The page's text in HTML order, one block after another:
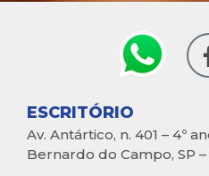
ESCRITÓRIO
Av. Antártico, n. 401 – 4º
Bernardo do Campo, SP –